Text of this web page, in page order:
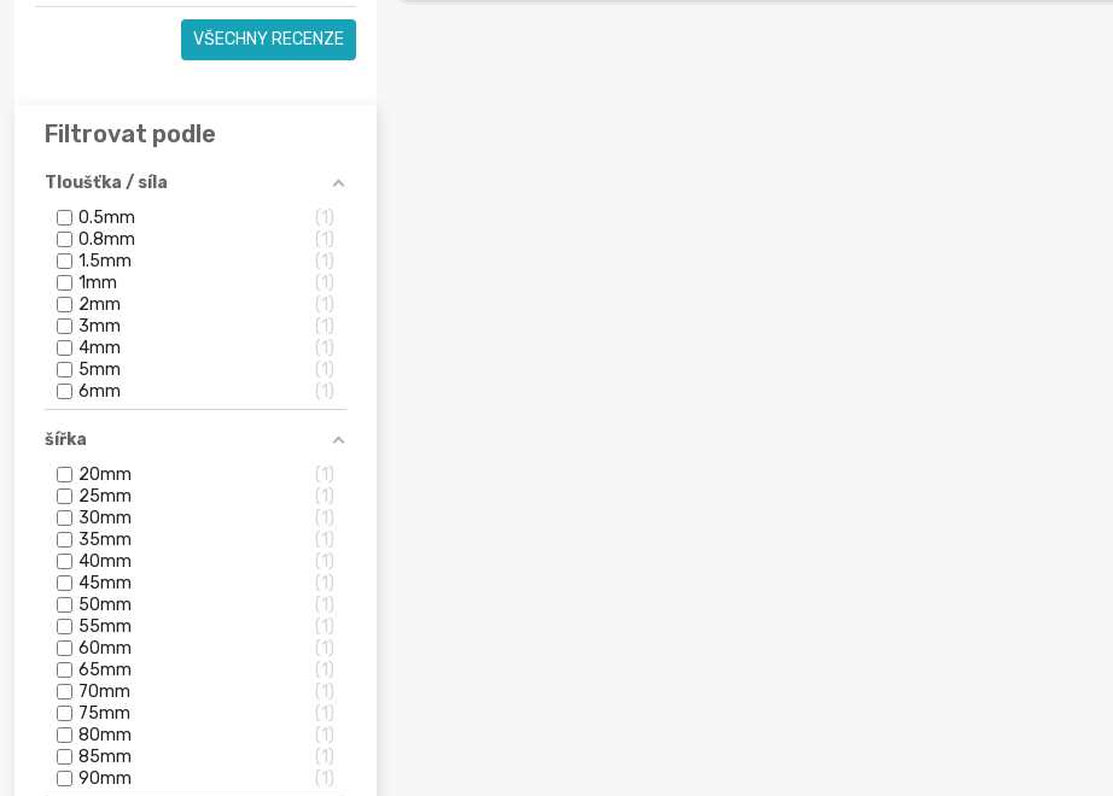
VŠECHNY RECENZE
Filtrovat podle
Tloušťka / síla
0.5mm
1
0.8mm
1
1.5mm
1
1mm
1
2mm
1
3mm
1
4mm
1
5mm
1
6mm
1
šířka
20mm
1
25mm
1
30mm
1
35mm
1
40mm
1
45mm
1
50mm
1
55mm
1
60mm
1
65mm
1
70mm
1
75mm
1
80mm
1
85mm
1
90mm
1